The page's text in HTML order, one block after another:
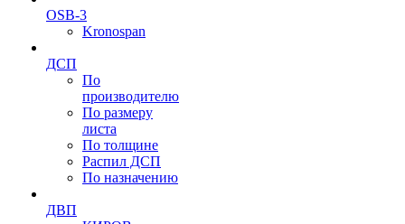
OSB-3
Kronospan
ДСП
По
производителю
По размеру
листа
По толщине
Распил ДСП
По назначению
ДВП